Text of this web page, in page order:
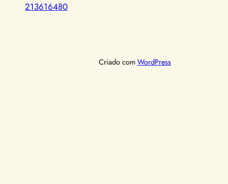
213616480
Criado com WordPress